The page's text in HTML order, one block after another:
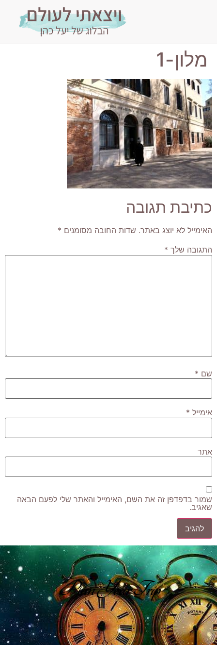
מלון-1
כתיבת תגובה
האימייל לא יוצג באתר. שדות החובה מסומנים *
התגובה שלך *
שם *
אימייל *
אתר
שמור בדפדפן זה את השם, האימייל והאתר שלי לפעם הבאה
שאגיב.
Plan Your Trip